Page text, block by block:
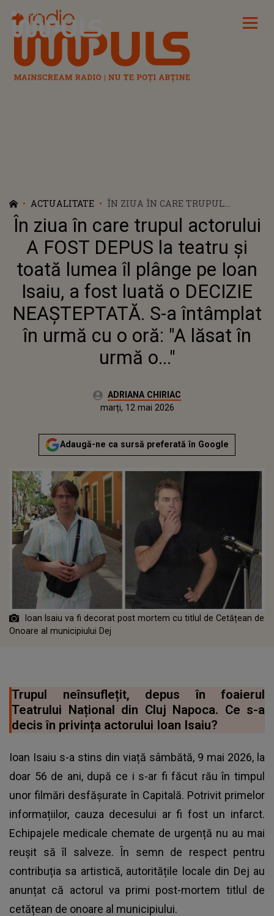
Radio Impuls
ACTUALITATE
ÎN ZIUA ÎN CARE TRUPUL
ACTORULUI A FOST DEPUS LA
TEATRU ȘI TOATĂ LUMEA ÎL
PLÂNGE PE IOAN ISAIU, A FOST
LUATĂ O DECIZIE NEAȘTEPTATĂ.
S-A ÎNTÂMPLAT ÎN URMĂ CU O
ORĂ: "A LĂSAT ÎN URMĂ O..."
În ziua în care trupul actorului
A FOST DEPUS la teatru și
toată lumea îl plânge pe Ioan
Isaiu, a fost luată o DECIZIE
NEAȘTEPTATĂ. S-a întâmplat
în urmă cu o oră: "A lăsat în
urmă o..."
Autor:ADRIANA CHIRIAC
Actualizat:
marți, 12 mai 2026
Adaugă-ne ca sursă preferată în Google
Ioan Isaiu va fi decorat post mortem cu titlul de Cetățean de
Onoare al municipiului Dej
Trupul neînsuflețit, depus în foaierul
Teatrului Național din Cluj Napoca. Ce s-a
decis în privința actorului Ioan Isaiu?
Ioan Isaiu s-a stins din viață sâmbătă, 9 mai 2026, la
doar 56 de ani, după ce i s-ar fi făcut rău în timpul
unor filmări desfășurate în Capitală. Potrivit primelor
informațiilor, cauza decesului ar fi fost un infarct.
Echipajele medicale chemate de urgență nu au mai
reușit să îl salveze. În semn de respect pentru
contribuția sa artistică, autoritățile locale din Dej au
anunțat că actorul va primi post-mortem titlul de
cetățean de onoare al municipiului.